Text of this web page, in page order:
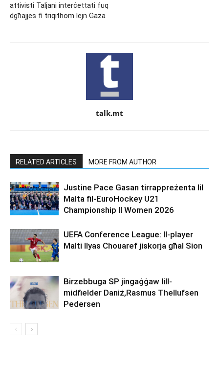
attivisti Taljani interċettati fuq
dgħajjes fi triqithom lejn Gaża
talk.mt
RELATED ARTICLES MORE FROM AUTHOR
Justine Pace Gasan tirrappreżenta lil
Malta fil-EuroHockey U21
Championship II Women 2026
UEFA Conference League: Il-player
Malti Ilyas Chouaref jiskorja għal Sion
Birzebbuga SP jingaġġaw lill-
midfielder Daniż,Rasmus Thellufsen
Pedersen